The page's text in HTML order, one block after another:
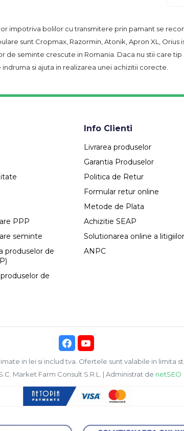
impotriva bolilor cu transmitere prin pamant se
sunt Cropmax, Razormin, Atonik, Apron XL,
de seminte crescute in Romania. Daca nu stii care
si ajuta in realizarea unei achizitii corecte.
PPP
seminte
produselor de
de
Info Clienti
Livrarea produselor
Garantia Produselor
Politica de Retur
Formular retur online
Metode de Plata
Achizitie SEAP
Solutionarea online a litigiilor
ANPC
in lei si includ tva. Ofertele sunt valabile in limita
Market Farm Consult S.R.L. | Administrat de netSEO